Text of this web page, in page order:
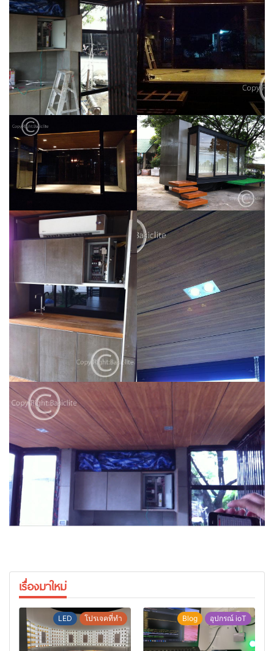
เรื่องมาใหม่
LED โปรเจคที่ทำ Blog อุปกรณ์ ioT